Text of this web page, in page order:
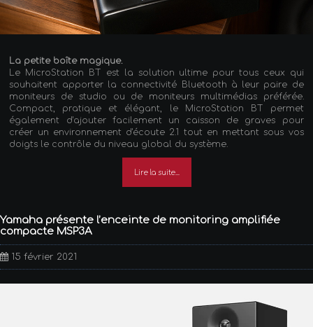
La petite boîte magique.
Le MicroStation BT est la solution ultime pour tous ceux qui
souhaitent apporter la connectivité Bluetooth à leur paire de
moniteurs de studio ou de moniteurs multimédias préférée.
Compact, pratique et élégant, le MicroStation BT permet
également d'ajouter facilement un caisson de graves pour
créer un environnement d'écoute 2.1 tout en mettant sous vos
doigts le contrôle du niveau global du système.
Lire la suite...
Yamaha présente l’enceinte de monitoring amplifiée
compacte MSP3A
15 février 2021